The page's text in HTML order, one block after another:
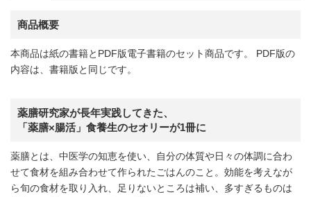
商品概要
本商品は紙の書籍とPDF版電子書籍のセット商品です。 PDF版の
内容は、書籍版と同じです。
薬膳研究家が長年実践してきた、
「薬膳×腸活」食養生のセオリーが1冊に
薬膳とは、中医学の知恵を使い、自分の体質や日々の体調に合わ
せて食材を組み合わせて作られたごはんのこと。効能を考えなが
ら旬の食材を取り入れ、足りないところは補い、多すぎるものは